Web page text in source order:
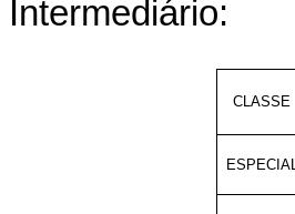
Intermediário:
CLASSE
ESPECIAL